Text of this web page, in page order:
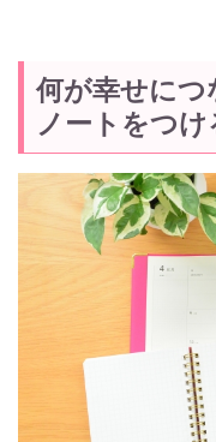
何が幸せにつ
ノートをつけ